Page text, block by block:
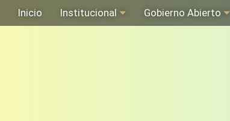
Inicio Institucional Gobierno Abierto